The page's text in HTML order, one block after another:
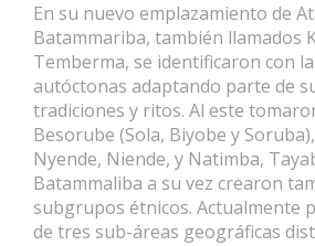
En su nuevo emplazamiento de
Batammariba, también llamados
Temberma, se identificaron con
autóctonas adaptando parte de
tradiciones y ritos. Al este
Besorube (Sola, Biyobe y
Nyende, Niende, y Natimba,
Batammaliba a su vez crearon
subgrupos étnicos. Actualmente
de tres sub-áreas geográficas